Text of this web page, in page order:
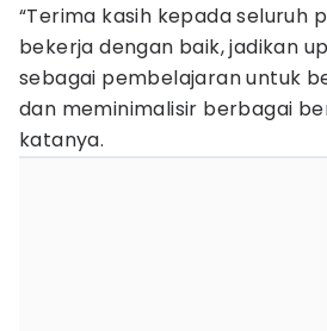
“Terima kasih kepada seluruh
bekerja dengan baik, jadikan
sebagai pembelajaran untuk
dan meminimalisir berbagai
katanya.